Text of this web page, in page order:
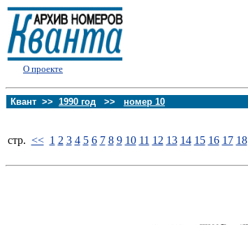
О проекте
Квант >> 1990 год >> номер 10
стp. << 1 2 3 4 5 6 7 8 9 10 11 12 13 14 15 16 17 18